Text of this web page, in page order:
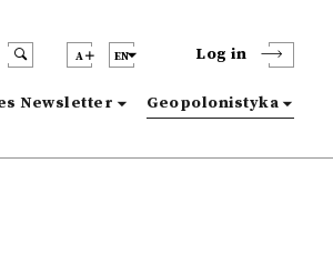
A EN Log in
Newsletter Geopolonistyka